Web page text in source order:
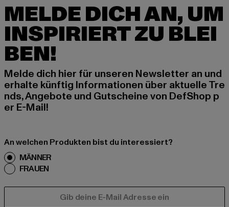
MELDE DICH AN, UM
INSPIRIERT ZU BLEI
BEN!
Melde dich hier für unseren Newsletter an und
erhalte künftig Informationen über aktuelle Tre
nds, Angebote und Gutscheine von DefShop p
er E-Mail!
An welchen Produkten bist du interessiert?
MÄNNER
FRAUEN